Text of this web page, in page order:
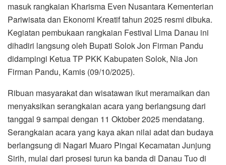
masuk rangkaian Kharisma Even Nusantara Kementerian
Pariwisata dan Ekonomi Kreatif tahun 2025 resmi dibuka.
Kegiatan pembukaan rangkaian Festival Lima Danau ini
dihadiri langsung oleh Bupati Solok Jon Firman Pandu
didampingi Ketua TP PKK Kabupaten Solok, Nia Jon
Firman Pandu, Kamis (09/10/2025).
Ribuan masyarakat dan wisatawan ikut meramaikan dan
menyaksikan serangkaian acara yang berlangsung dari
tanggal 9 sampai dengan 11 Oktober 2025 mendatang.
Serangkaian acara yang kaya akan nilai adat dan budaya
berlangsung di Nagari Muaro Pingai Kecamatan Junjung
Sirih, mulai dari prosesi turun ka banda di Danau Tuo di